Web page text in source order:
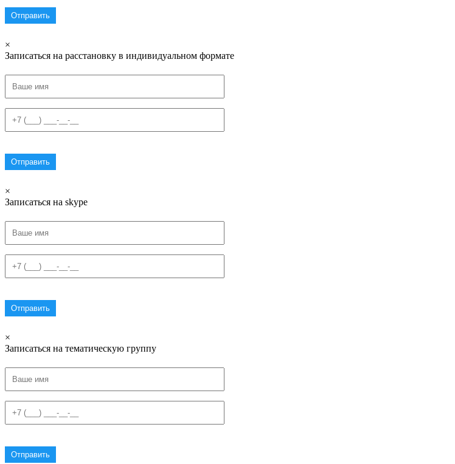
×
Записаться на расстановку в индивидуальном формате
×
Записаться на skype
×
Записаться на тематическую группу